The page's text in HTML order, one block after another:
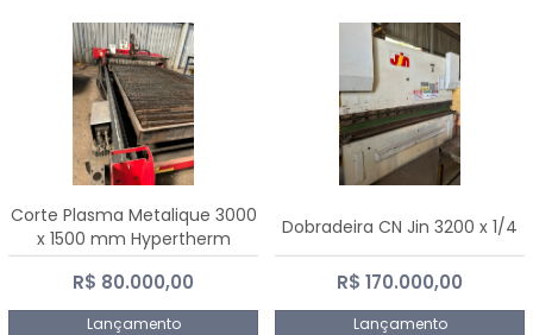
Corte Plasma Metalique 3000
x 1500 mm Hypertherm
Powermax 45 xp
R$ 80.000,00
Lançamento
Dobradeira CN Jin 3200 x 1/4
R$ 170.000,00
Lançamento